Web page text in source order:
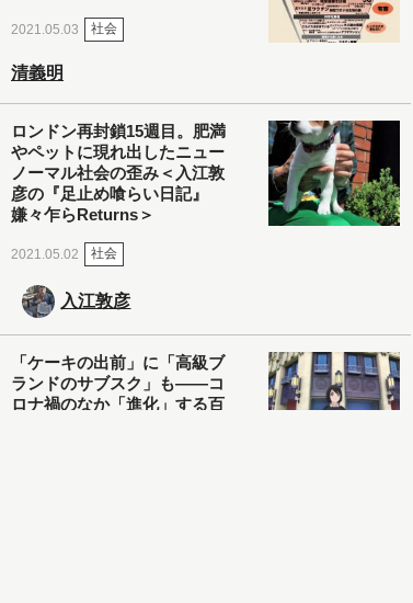
2021.05.03 社会
清義明
ロンドン再封鎖15週目。肥満
やペットに現れ出したニュー
ノーマル社会の歪み＜入江敦
彦の『足止め喰らい日記』
嫌々乍らReturns＞
2021.05.02 社会
入江敦彦
「ケーキの出前」に「高級ブ
ランドのサブスク」も――コ
ロナ禍のなか「進化」する百